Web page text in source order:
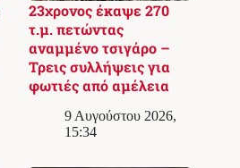
23χρονος έκαψε 270
τ.μ. πετώντας
αναμμένο τσιγάρο –
Τρεις συλλήψεις για
φωτιές από αμέλεια
9 Αυγούστου 2026,
15:34